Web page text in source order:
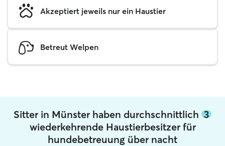
Akzeptiert jeweils nur ein Haustier
Betreut Welpen
Sitter in Münster haben durchschnittlich 3
wiederkehrende Haustierbesitzer für
hundebetreuung über nacht